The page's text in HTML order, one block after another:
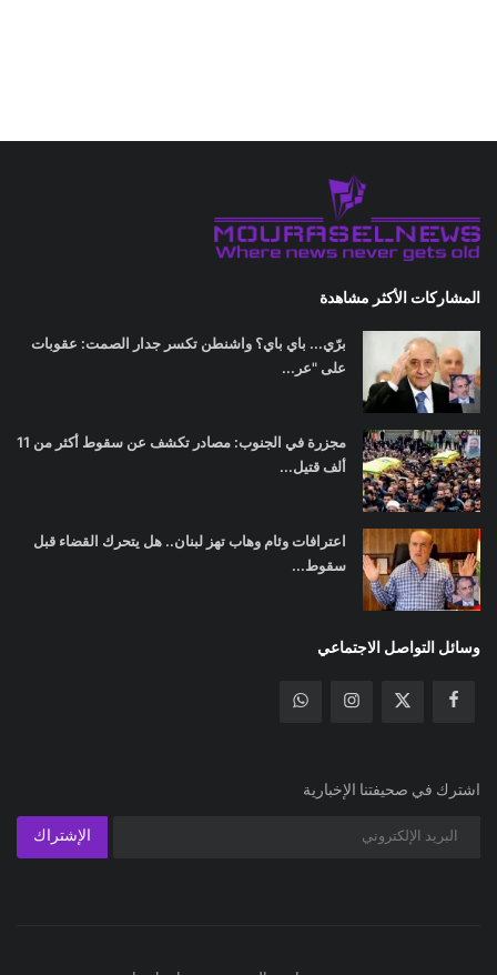
المشاركات الأكثر مشاهدة
برّي... باي باي؟ واشنطن تكسر جدار الصمت: عقوبات
على "عر...
مجزرة في الجنوب: مصادر تكشف عن سقوط أكثر من 11
ألف قتيل...
اعترافات وئام وهاب تهز لبنان.. هل يتحرك القضاء قبل
سقوط...
وسائل التواصل الاجتماعي
اشترك في صحيفتنا الإخبارية
الإشتراك